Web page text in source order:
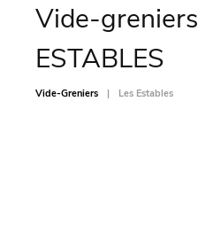
Vide-
ESTABLES
Vide-Greniers Les Estables